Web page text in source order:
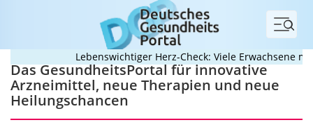
Menü
Lebenswichtiger Herz-Check: Viele Erwachsene mit
Das GesundheitsPortal für innovative
Arzneimittel, neue Therapien und neue
Heilungschancen